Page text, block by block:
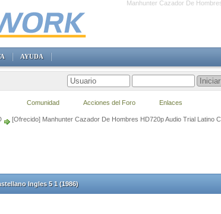
Manhunter Cazador De
[Ofrecido] Manhunter Cazador De Hombres HD720p Audio Trial Latino
Ingles 5 1 (1986)
AYUDA
Comunidad Acciones del Foro Enlaces